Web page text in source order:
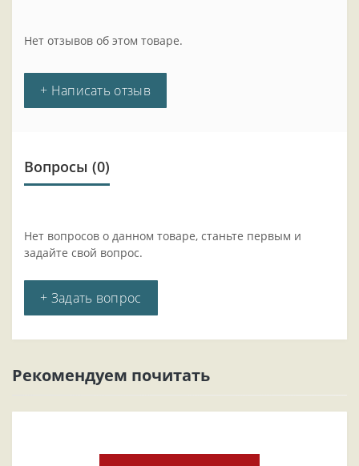
Нет отзывов об этом товаре.
+ Написать отзыв
Вопросы (0)
Нет вопросов о данном товаре, станьте первым и
задайте свой вопрос.
+ Задать вопрос
Рекомендуем почитать